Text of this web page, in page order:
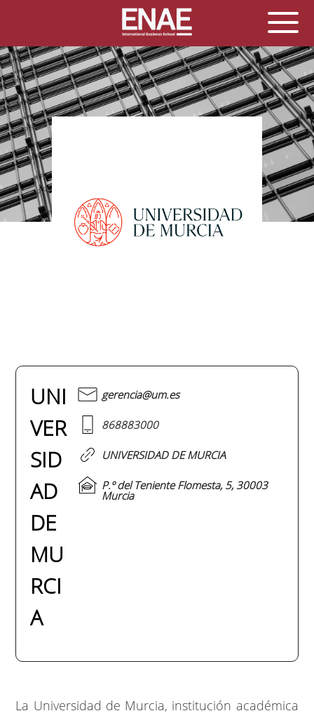
UNI
VER
SID
AD
DE
MU
RCI
A
gerencia@um.es
868883000
UNIVERSIDAD DE MURCIA
P.º del Teniente Flomesta, 5, 30003
Murcia
La Universidad de Murcia, institución académica